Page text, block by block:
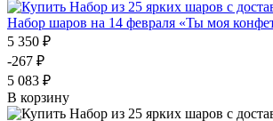
Набор шаров на 14 февраля «Ты моя
5 350 ₽
-267 ₽
5 083 ₽
В корзину